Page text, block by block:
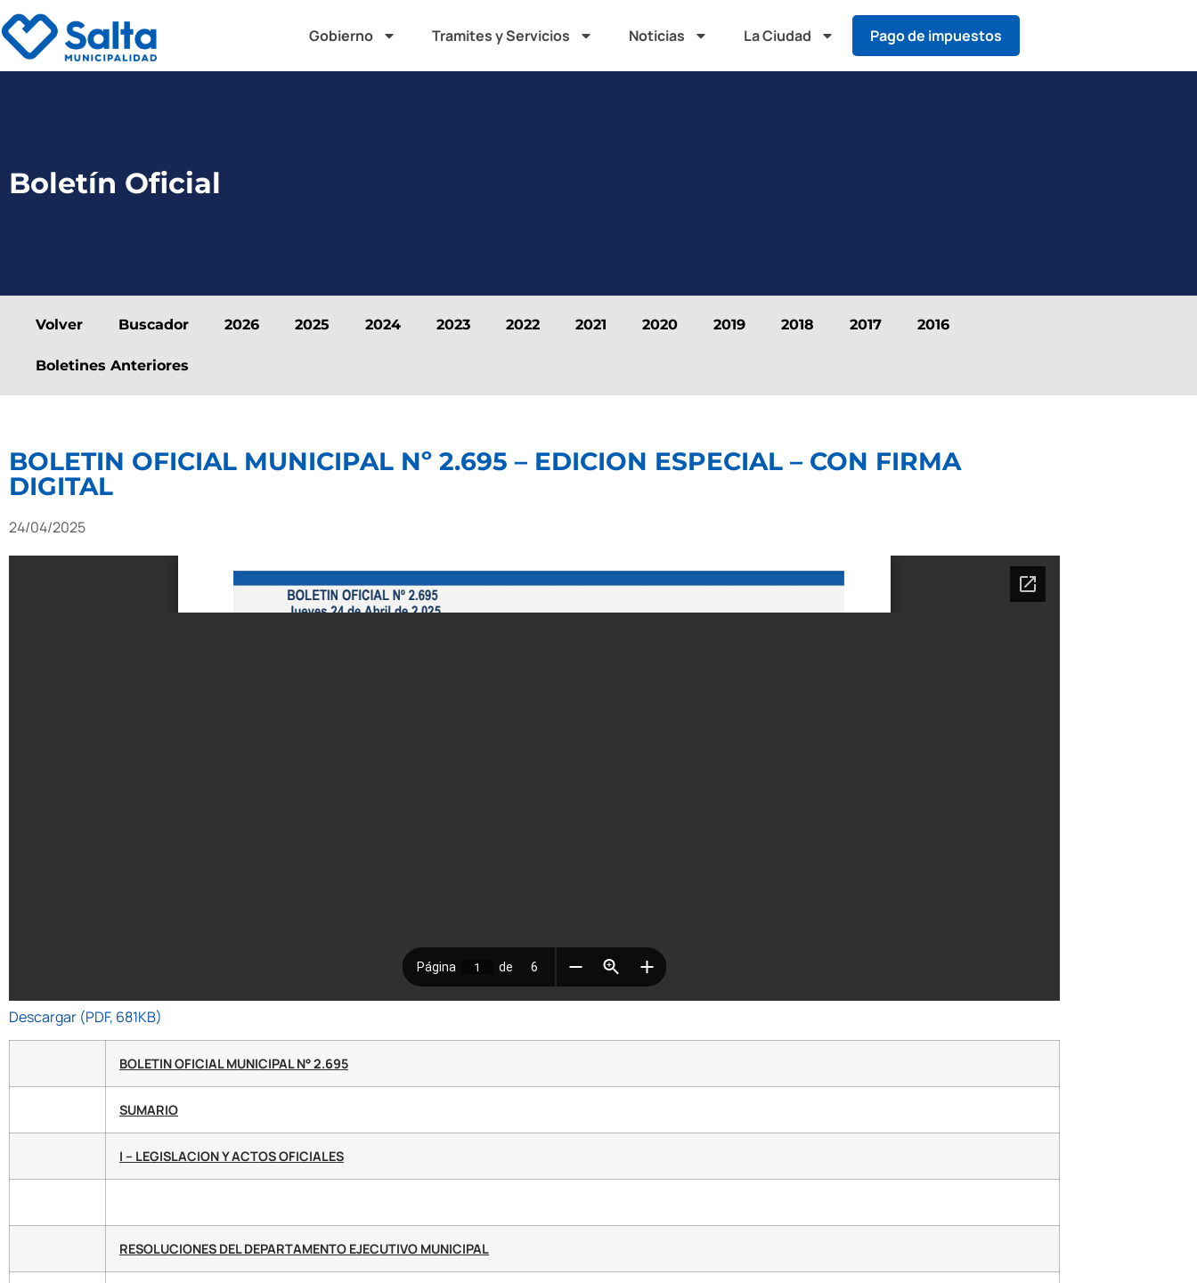
Gobierno Tramites y Servicios Noticias La Ciudad Pago de impuestos
Boletín Oficial
Volver Buscador 2026 2025 2024 2023 2022 2021 2020 2019 2018 2017 2016
Boletines Anteriores
BOLETIN OFICIAL MUNICIPAL Nº 2.695 – EDICION ESPECIAL – CON FIRMA
DIGITAL
24/04/2025
Descargar (PDF, 681KB)
BOLETIN OFICIAL MUNICIPAL N° 2.695
SUMARIO
I – LEGISLACION Y ACTOS OFICIALES
RESOLUCIONES DEL DEPARTAMENTO EJECUTIVO MUNICIPAL